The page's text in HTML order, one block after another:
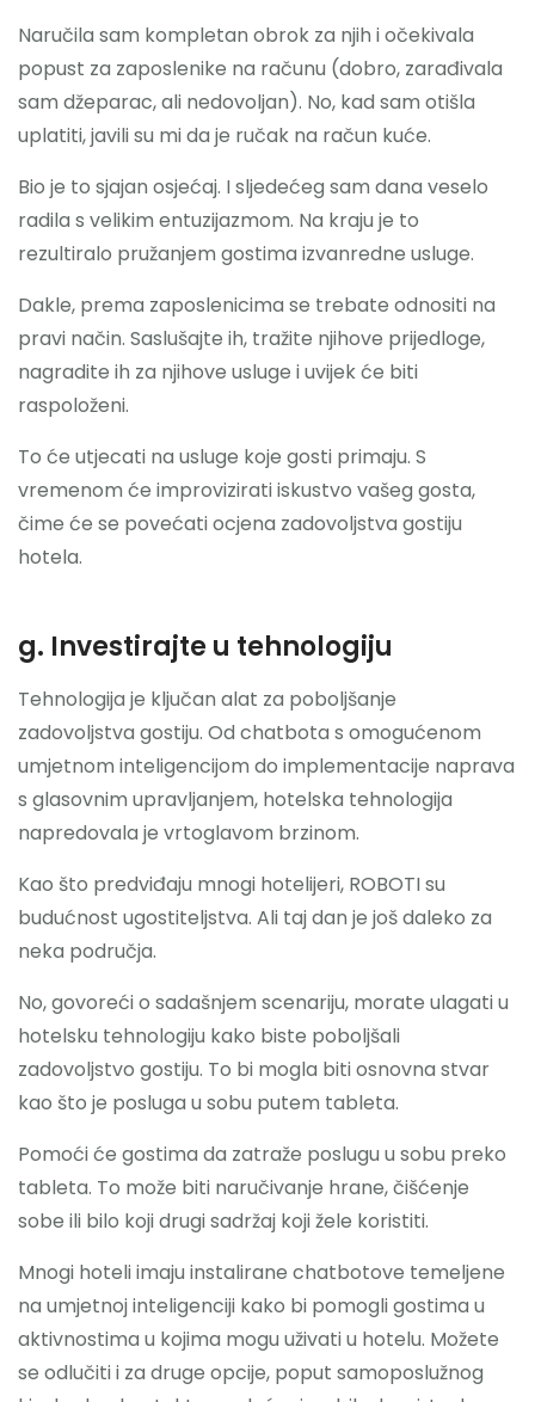
Naručila sam kompletan obrok za njih i očekivala
popust za zaposlenike na računu (dobro, zarađivala
sam džeparac, ali nedovoljan). No, kad sam otišla
uplatiti, javili su mi da je ručak na račun kuće.
Bio je to sjajan osjećaj. I sljedećeg sam dana veselo
radila s velikim entuzijazmom. Na kraju je to
rezultiralo pružanjem gostima izvanredne usluge.
Dakle, prema zaposlenicima se trebate odnositi na
pravi način. Saslušajte ih, tražite njihove prijedloge,
nagradite ih za njihove usluge i uvijek će biti
raspoloženi.
To će utjecati na usluge koje gosti primaju. S
vremenom će improvizirati iskustvo vašeg gosta,
čime će se povećati ocjena zadovoljstva gostiju
hotela.
g. Investirajte u tehnologiju
Tehnologija je ključan alat za poboljšanje
zadovoljstva gostiju. Od chatbota s omogućenom
umjetnom inteligencijom do implementacije naprava
s glasovnim upravljanjem, hotelska tehnologija
napredovala je vrtoglavom brzinom.
Kao što predviđaju mnogi hotelijeri, ROBOTI su
budućnost ugostiteljstva. Ali taj dan je još daleko za
neka područja.
No, govoreći o sadašnjem scenariju, morate ulagati u
hotelsku tehnologiju kako biste poboljšali
zadovoljstvo gostiju. To bi mogla biti osnovna stvar
kao što je posluga u sobu putem tableta.
Pomoći će gostima da zatraže poslugu u sobu preko
tableta. To može biti naručivanje hrane, čišćenje
sobe ili bilo koji drugi sadržaj koji žele koristiti.
Mnogi hoteli imaju instalirane chatbotove temeljene
na umjetnoj inteligenciji kako bi pomogli gostima u
aktivnostima u kojima mogu uživati ​​u hotelu. Možete
se odlučiti i za druge opcije, poput samoposlužnog